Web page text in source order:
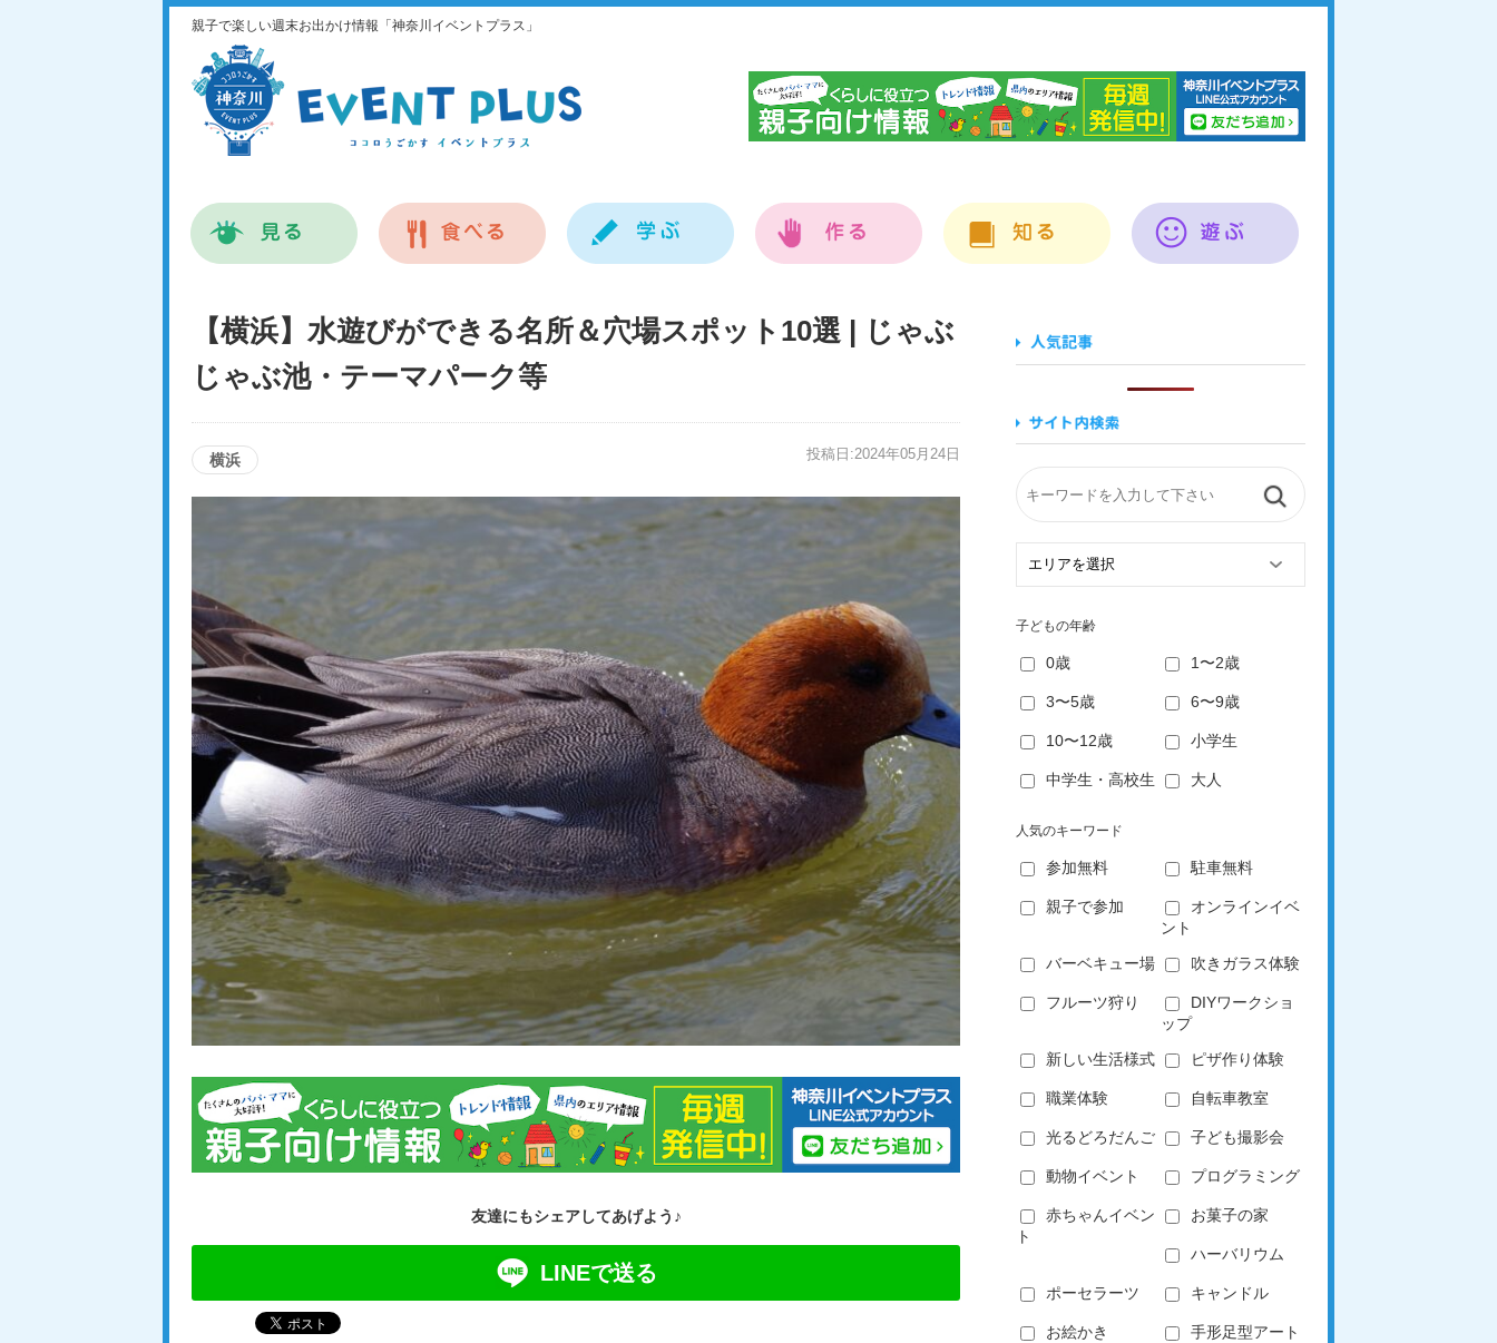
親子で楽しい週末お出かけ情報「神奈川イベントプラス」
【横浜】水遊びができる名所＆穴場スポット10選 | じゃぶ
じゃぶ池・テーマパーク等
横浜 投稿日:2024年05月24日
友達にもシェアしてあげよう♪
LINEで送る
子どもの年齢
0歳 1〜2歳
3〜5歳 6〜9歳
10〜12歳 小学生
中学生・高校生 大人
人気のキーワード
参加無料 駐車無料
親子で参加
オンラインイベ
ント
バーベキュー場 吹きガラス体験
フルーツ狩り
DIYワークショ
ップ
新しい生活様式 ピザ作り体験
職業体験 自転車教室
光るどろだんご 子ども撮影会
動物イベント プログラミング
赤ちゃんイベン
ト
お菓子の家
ハーバリウム
ポーセラーツ キャンドル
お絵かき 手形足型アート